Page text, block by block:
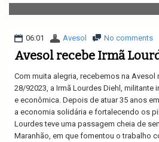
v
i
a
i
n
06:01 Avesol No comments
Avesol recebe Irmã
Com muita alegria, recebemos na Avesol
28/92023, a Irmã Lourdes Diehl, militante
e econômica. Depois de atuar 35 anos
a economia solidária e fortalecendo os
Lourdes teve uma passagem cheia de
Maranhão, em que fomentou o trabalho